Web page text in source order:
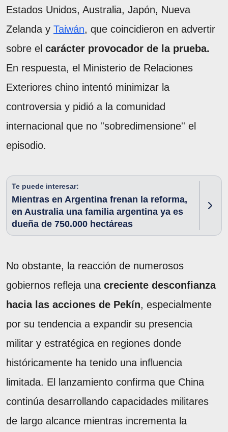
Estados Unidos, Australia, Japón, Nueva
Zelanda y Taiwán, que coincidieron en advertir
sobre el carácter provocador de la prueba.
En respuesta, el Ministerio de Relaciones
Exteriores chino intentó minimizar la
controversia y pidió a la comunidad
internacional que no ''sobredimensione'' el
episodio.
Te puede interesar:
Mientras en Argentina frenan la reforma,
en Australia una familia argentina ya es
dueña de 750.000 hectáreas
No obstante, la reacción de numerosos
gobiernos refleja una creciente desconfianza
hacia las acciones de Pekín, especialmente
por su tendencia a expandir su presencia
militar y estratégica en regiones donde
históricamente ha tenido una influencia
limitada. El lanzamiento confirma que China
continúa desarrollando capacidades militares
de largo alcance mientras incrementa la